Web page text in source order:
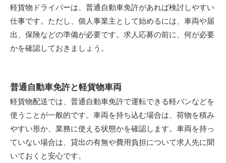
軽貨物ドライバーは、普通自動車免許があれば検討しやすい
仕事です。ただし、個人事業主として始めるには、車両や届
出、保険などの準備が必要です。求人応募の前に、何が必要
かを確認しておきましょう。
普通自動車免許と軽貨物車両
軽貨物配送では、普通自動車免許で運転できる軽バンなどを
使うことが一般的です。車両を持ち込む場合は、荷物を積み
やすい形か、業務に使える状態かを確認します。車両を持っ
ていない場合は、貸出の有無や費用負担について求人先に聞
いておくと安心です。